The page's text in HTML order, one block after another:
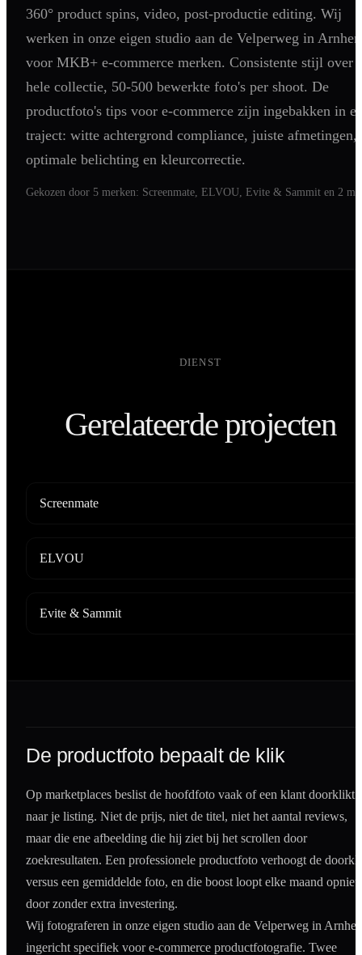
360° product spins, video, post-productie editing. Wij
werken in onze eigen studio aan de Velperweg in
voor MKB+ e-commerce merken. Consistente stijl over
hele collectie, 50-500 bewerkte foto's per shoot. De
productfoto's tips voor e-commerce zijn ingebakken in
traject: witte achtergrond compliance, juiste afmetingen,
optimale belichting en kleurcorrectie.
Gekozen door 5 merken: Screenmate, ELVOU, Evite & Sammit en 2
DIENST
Gerelateerde projecten
Screenmate
ELVOU
Evite & Sammit
De productfoto bepaalt de klik
Op marketplaces beslist de hoofdfoto vaak of een klant doorklikt
naar je listing. Niet de prijs, niet de titel, niet het aantal reviews,
maar die ene afbeelding die hij ziet bij het scrollen door
zoekresultaten. Een professionele productfoto verhoogt de
versus een gemiddelde foto, en die boost loopt elke maand
door zonder extra investering.
Wij fotograferen in onze eigen studio aan de Velperweg in
ingericht specifiek voor e-commerce productfotografie. Twee